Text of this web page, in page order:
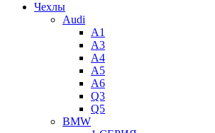
Чехлы
Audi
A1
A3
A4
A5
A6
Q3
Q5
BMW